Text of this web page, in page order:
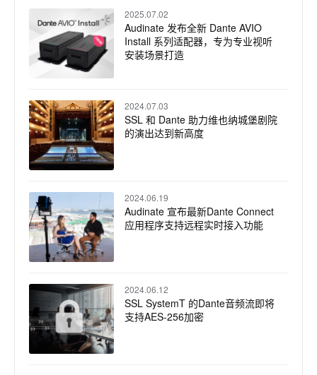
2025.07.02
Audinate 发布全新 Dante AVIO
Install 系列适配器，专为专业视听
安装场景打造
2024.07.03
SSL 和 Dante 助力维也纳城堡剧院
的演出达到新高度
2024.06.19
Audinate 宣布最新Dante Connect
应用程序支持远程实时接入功能
2024.06.12
SSL SystemT 的Dante音频流即将
支持AES-256加密